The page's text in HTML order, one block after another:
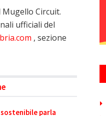
Mugello Circuit.
ufficiali del
, sezione
parla